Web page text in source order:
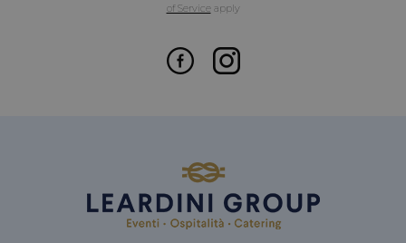
of Serviceapply
Google LLC
www.google.com
_dc_gtm_UA-
12303771-3
.hotelmaestrale.com